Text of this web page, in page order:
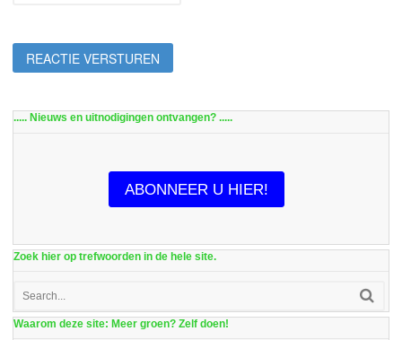
..... Nieuws en uitnodigingen ontvangen? .....
ABONNEER U HIER!
Zoek hier op trefwoorden in de hele site.
Waarom deze site: Meer groen? Zelf doen!